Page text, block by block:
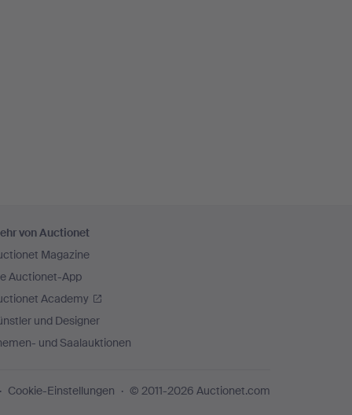
von Auctionet
Magazine
Auctionet-App
Academy
und Designer
und Saalauktionen
Cookie-Einstellungen © 2011-2026 Auctionet.com